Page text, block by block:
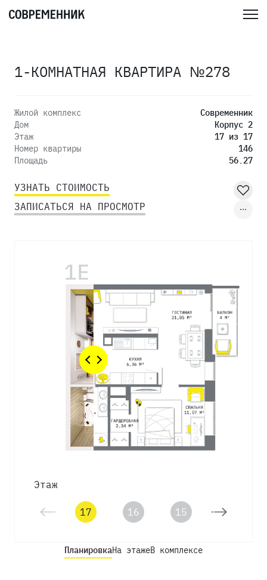
1-КОМНАТНАЯ КВАРТИРА №278
Жилой комплекс
Современник
Дом
Корпус 2
Этаж
17 из 17
Номер квартиры
146
Площадь
56.27
УЗНАТЬ СТОИМОСТЬ
ЗАПИСАТЬСЯ НА ПРОСМОТР
Этаж
17 16 15 14
ПланировкаНа этажеВ комплексе